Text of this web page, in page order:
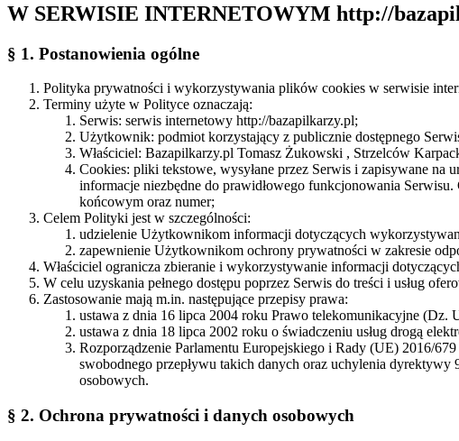
W SERWISIE INTERNETOWYM http://
§ 1. Postanowienia ogólne
Polityka prywatności i wykorzystywania plików cookies w serwisie
Terminy użyte w Polityce oznaczają:
Serwis: serwis internetowy http://bazapilkarzy.pl;
Użytkownik: podmiot korzystający z publicznie dostępnego
Właściciel: Bazapilkarzy.pl Tomasz Żukowski , Strzelców
Cookies: pliki tekstowe, wysyłane przez Serwis i zapisywane
informacje niezbędne do prawidłowego funkcjonowania
końcowym oraz numer;
Celem Polityki jest w szczególności:
udzielenie Użytkownikom informacji dotyczących
zapewnienie Użytkownikom ochrony prywatności w zakresie
Właściciel ogranicza zbieranie i wykorzystywanie informacji
W celu uzyskania pełnego dostępu poprzez Serwis do treści i usług
Zastosowanie mają m.in. następujące przepisy prawa:
ustawa z dnia 16 lipca 2004 roku Prawo telekomunikacyjne (Dz.
ustawa z dnia 18 lipca 2002 roku o świadczeniu usług drogą
Rozporządzenie Parlamentu Europejskiego i Rady (UE) 2016/
swobodnego przepływu takich danych oraz uchylenia
osobowych.
§ 2. Ochrona prywatności i danych osobowych